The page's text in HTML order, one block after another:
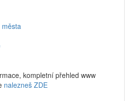
města
kompletní přehled www
nalezneš ZDE